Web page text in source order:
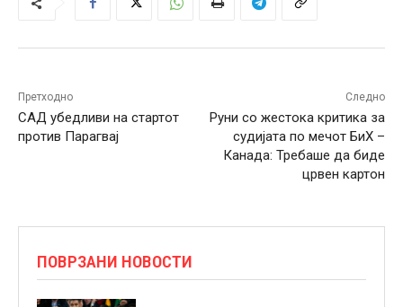
Претходно
САД убедливи на стартот
против Парагвај
Следно
Руни со жестока критика за
судијата по мечот БиХ –
Канада: Требаше да биде
црвен картон
ПОВРЗАНИ НОВОСТИ